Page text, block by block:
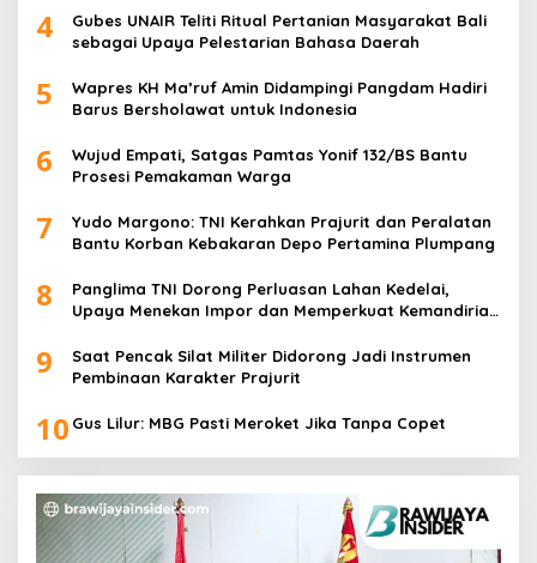
4
Gubes UNAIR Teliti Ritual Pertanian Masyarakat Bali
sebagai Upaya Pelestarian Bahasa Daerah
5
Wapres KH Ma’ruf Amin Didampingi Pangdam Hadiri
Barus Bersholawat untuk Indonesia
6
Wujud Empati, Satgas Pamtas Yonif 132/BS Bantu
Prosesi Pemakaman Warga
7
Yudo Margono: TNI Kerahkan Prajurit dan Peralatan
Bantu Korban Kebakaran Depo Pertamina Plumpang
8
Panglima TNI Dorong Perluasan Lahan Kedelai,
Upaya Menekan Impor dan Memperkuat Kemandirian
9
Saat Pencak Silat Militer Didorong Jadi Instrumen
Pembinaan Karakter Prajurit
10 Gus Lilur: MBG Pasti Meroket Jika Tanpa Copet